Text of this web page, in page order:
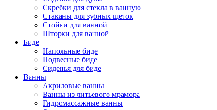
Скребки для стекла в ванную
Стаканы для зубных щёток
Стойки для ванной
Шторки для ванной
Биде
Напольные биде
Подвесные биде
Сиденья для биде
Ванны
Акриловые ванны
Ванны из литьевого мрамора
Гидромассажные ванны